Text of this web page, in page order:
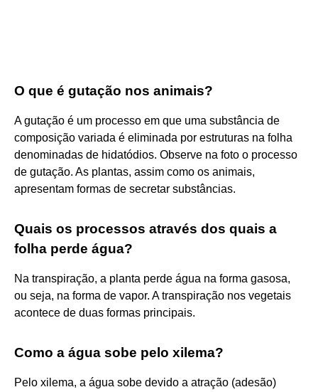
O que é gutação nos animais?
A gutação é um processo em que uma substância de
composição variada é eliminada por estruturas na folha
denominadas de hidatódios. Observe na foto o processo
de gutação. As plantas, assim como os animais,
apresentam formas de secretar substâncias.
Quais os processos através dos quais a
folha perde água?
Na transpiração, a planta perde água na forma gasosa,
ou seja, na forma de vapor. A transpiração nos vegetais
acontece de duas formas principais.
Como a água sobe pelo xilema?
Pelo xilema, a água sobe devido a atração (adesão)